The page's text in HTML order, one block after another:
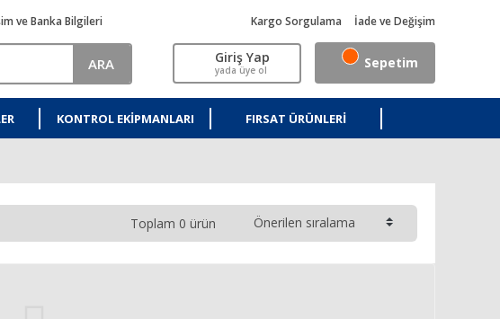
ve Banka Bilgileri
ARA
Kargo Sorgulama İade ve Değişim
Giriş Yap
yada üye ol Sepetim
KONTROL EKIPMANLARI FIRSAT ÜRÜNLERI
Toplam 0 ürün